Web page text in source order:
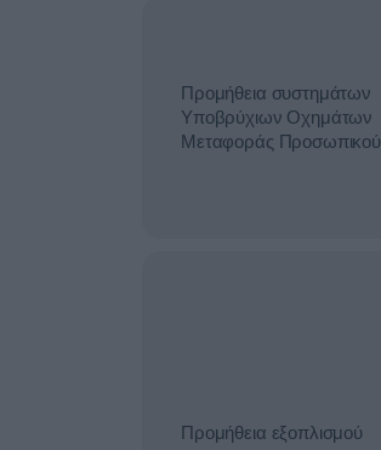
Προμήθεια συστημάτων
Υποβρύχιων Οχημάτων
Μεταφοράς Προσωπικού
Προμήθεια εξοπλισμού